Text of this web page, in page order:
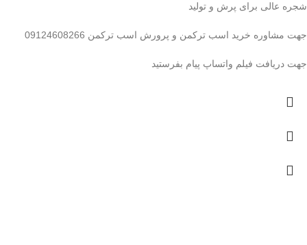
شجره عالی برای پرش و تولید
جهت مشاوره خرید اسب ترکمن و پرورش اسب ترکمن 09124608266
جهت دریافت فیلم واتساپ پیام بفرستید